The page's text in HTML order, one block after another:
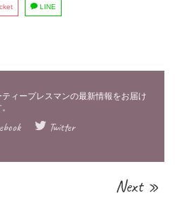
LINE
Twitter
Next »